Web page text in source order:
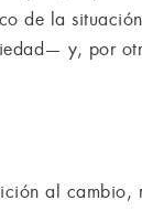
de la
y, por
al